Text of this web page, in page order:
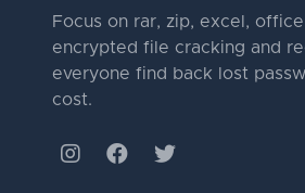
Focus on rar, zip, excel,
encrypted file cracking and
everyone find back lost
cost.